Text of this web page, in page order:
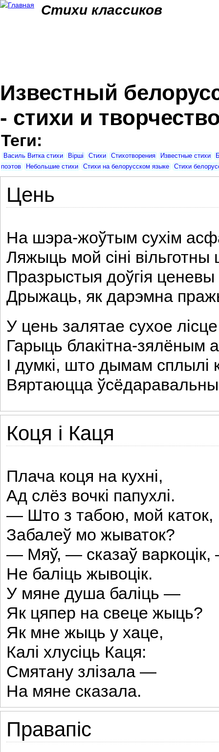
Стихи классиков
Известный
- стихи и
Теги:
Василь Витка стихи Вiршi Стихи Стихотворения Известные стихи
поэтов
Небольшие стихи Стихи на белорусском языке Стихи
Цень
На шэра-жоўтым сухім
Ляжыць мой сіні вільготны
Празрыстыя доўгія
Дрыжаць, як дарэмна
У цень залятае сухое
Гарыць блакітна-зялёным
I думкі, што дымам сплылі
Вяртаюцца
Коця і Каця
Плача коця на кухнi,
Ад слёз вочкi папухлi.
— Што з табою, мой каток,
Забалеў мо жываток?
— Мяў, — сказаў
Не балiць жывоцiк.
У мяне душа баліць —
Як цяпер на свеце жыць?
Як мне жыць у хаце,
Калі хлусіць Каця:
Смятану злізала —
На мяне сказала.
Правапіс